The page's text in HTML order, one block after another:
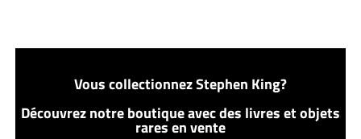
Vous collectionnez Stephen King?
Découvrez notre boutique avec des livres et objets
rares en vente